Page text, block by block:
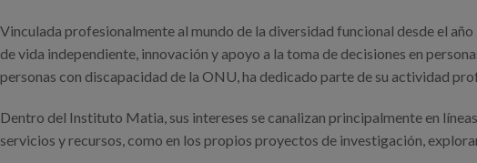
Vinculada profesionalmente al mundo de la diversidad funcional desde el
de vida independiente, innovación y apoyo a la toma de decisiones en
personas con discapacidad de la ONU, ha dedicado parte de su actividad
Dentro del Instituto Matia, sus intereses se canalizan principalmente en
servicios y recursos, como en los propios proyectos de investigación,